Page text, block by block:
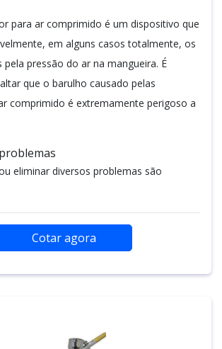
para ar comprimido é um dispositivo que
em alguns casos totalmente, os
pela pressão do ar na mangueira. É
que o barulho causado pelas
comprimido é extremamente perigoso a
eliminar diversos problemas são
Cotar agora